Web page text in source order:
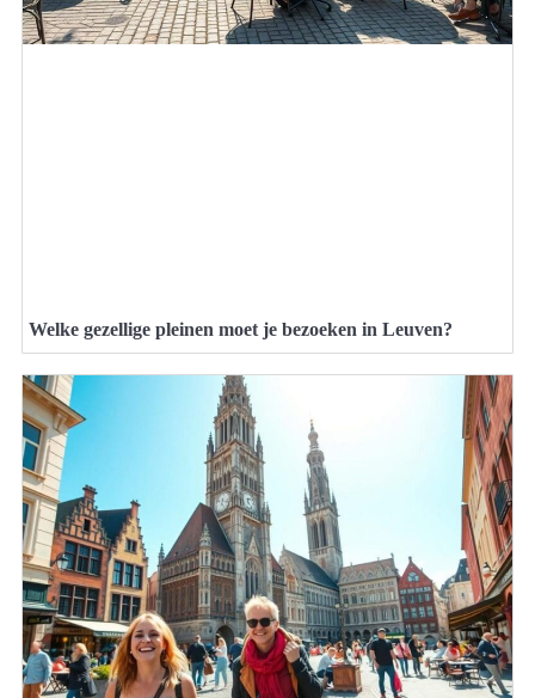
Welke gezellige pleinen moet je bezoeken in Leuven?